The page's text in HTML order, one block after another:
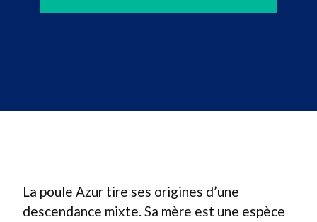
La poule Azur tire ses origines d’une
descendance mixte. Sa mère est une espèce